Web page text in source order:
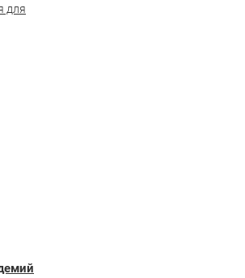
для